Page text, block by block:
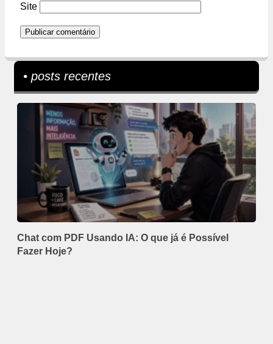
Site
• posts recentes
Chat com PDF Usando IA: O que já é Possível
Fazer Hoje?